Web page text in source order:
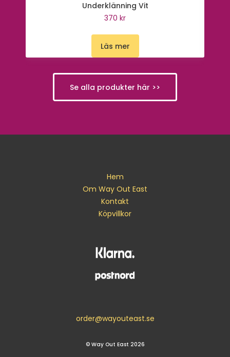
Underklänning Vit
370 kr
Läs mer
Se alla produkter här >>
Hem
Om Way Out East
Kontakt
Köpvillkor
order@wayouteast.se
© Way Out East 2026